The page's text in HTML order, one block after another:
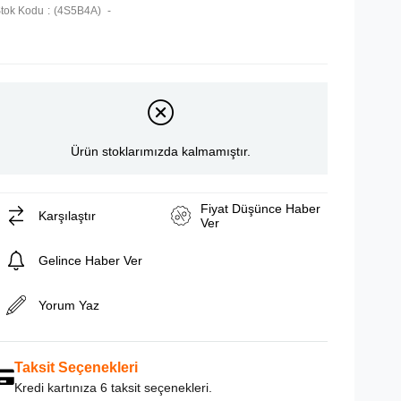
Kodu (4S5B4A)
Ürün stoklarımızda kalmamıştır.
Karşılaştır
Fiyat Düşünce Haber
Ver
Gelince Haber Ver
Yorum Yaz
Taksit Seçenekleri
Kredi kartınıza 6 taksit seçenekleri.